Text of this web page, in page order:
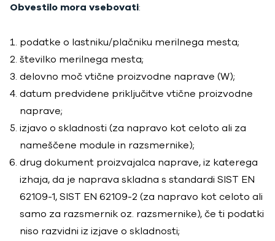
Obvestilo mora vsebovati:
podatke o lastniku/plačniku merilnega mesta;
številko merilnega mesta;
delovno moč vtične proizvodne naprave (W);
datum predvidene priključitve vtične proizvodne
naprave;
izjavo o skladnosti (za napravo kot celoto ali za
nameščene module in razsmernike);
drug dokument proizvajalca naprave, iz katerega
izhaja, da je naprava skladna s standardi SIST EN
62109-1, SIST EN 62109-2 (za napravo kot celoto ali
samo za razsmernik oz. razsmernike), če ti podatki
niso razvidni iz izjave o skladnosti;